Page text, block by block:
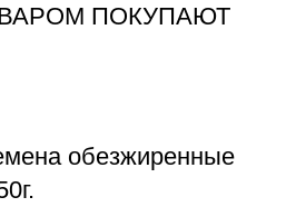
ПОКУПАЮТ
обезжиренные